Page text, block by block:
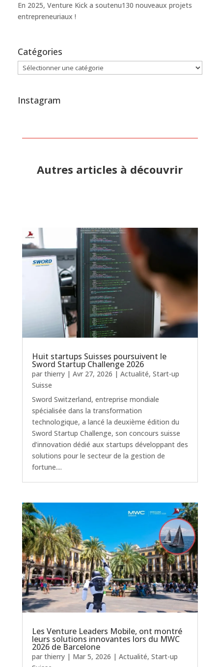
En 2025, Venture Kick a soutenu130 nouveaux projets
entrepreneuriaux !
Catégories
Catégories
Instagram
Autres articles à découvrir
Huit startups Suisses poursuivent le
Sword Startup Challenge 2026
par thierry| Avr 27, 2026 | Actualité, Start-up
Suisse
Sword Switzerland, entreprise mondiale
spécialisée dans la transformation
technologique, a lancé la deuxième édition du
Sword Startup Challenge, son concours suisse
d’innovation dédié aux startups développant des
solutions pour le secteur de la gestion de
fortune....
Les Venture Leaders Mobile, ont montré
leurs solutions innovantes lors du MWC
2026 de Barcelone
par thierry| Mar 5, 2026 | Actualité, Start-up